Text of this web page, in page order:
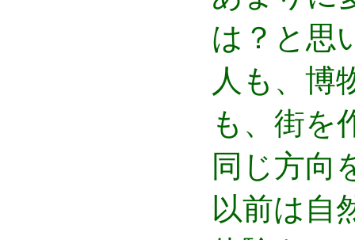
は？と思
人も、博
も、街を
同じ方向
以前は自